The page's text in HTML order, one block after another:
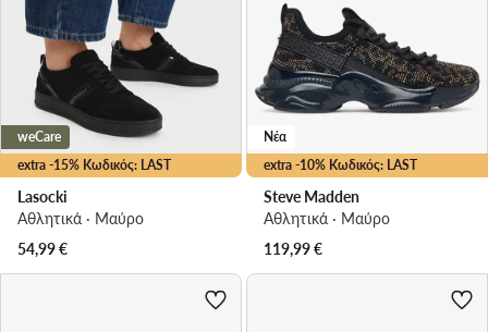
extra -15% Κωδικός: LAST
weCare
Lasocki
Αθλητικά · Μαύρο
54,99€
extra -10% Κωδικός: LAST
Νέα
Steve Madden
Αθλητικά · Μαύρο
119,99€